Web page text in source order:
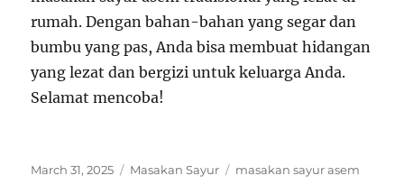
rumah. Dengan bahan-bahan yang segar dan
bumbu yang pas, Anda bisa membuat hidangan
yang lezat dan bergizi untuk keluarga Anda.
Selamat mencoba!
Posted
March 31, 2025 Categories
Masakan Sayur Tags
masakan sayur asem